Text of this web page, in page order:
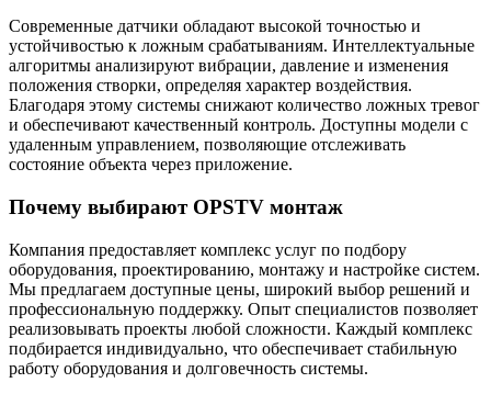
Современные датчики обладают высокой точностью и
устойчивостью к ложным срабатываниям. Интеллектуальные
алгоритмы анализируют вибрации, давление и изменения
положения створки, определяя характер воздействия.
Благодаря этому системы снижают количество ложных тревог
и обеспечивают качественный контроль. Доступны модели с
удаленным управлением, позволяющие отслеживать
состояние объекта через приложение.
Почему выбирают OPSTV монтаж
Компания предоставляет комплекс услуг по подбору
оборудования, проектированию, монтажу и настройке систем.
Мы предлагаем доступные цены, широкий выбор решений и
профессиональную поддержку. Опыт специалистов позволяет
реализовывать проекты любой сложности. Каждый комплекс
подбирается индивидуально, что обеспечивает стабильную
работу оборудования и долговечность системы.